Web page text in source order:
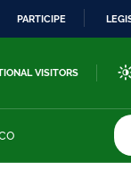
PARTICIPE
VISITORS